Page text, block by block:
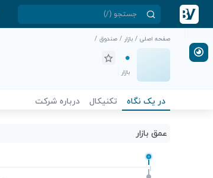
صفحه اصلی / بازار / صندوق /
بازار
در یک نگاه تکنیکال درباره شرکت
عمق بازار
-